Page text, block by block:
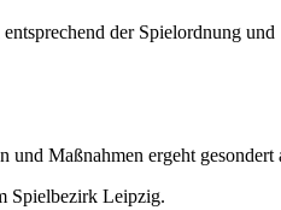
der Spielordnung und
und Maßnahmen ergeht gesondert
Spielbezirk Leipzig.